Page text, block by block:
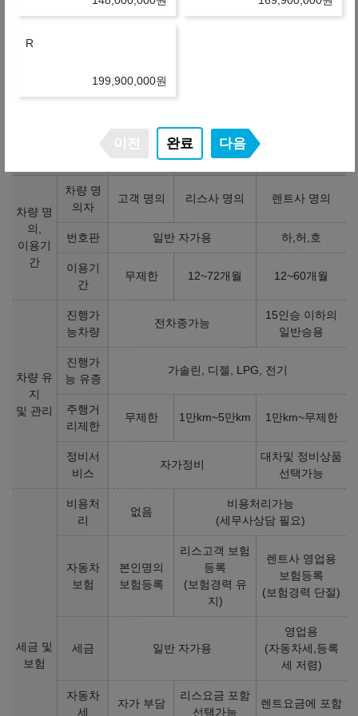
될 수 있습니다.
스 친구를 등록하시거나 상담문의를 남겨주세요.
고객소유 오토리스
차량 명
의,
이용기
간
차량 명
의자
고객 명의 리스사 명의 렌트사 명의
번호판 일반 자가용 하,허,호
이용기
간
무제한 12~72개월 12~60개월
차량 유
지
및 관리
진행가
능차량
전차종가능
15인승 이하의
일반승용
진행가
능 유종
가솔린, 디젤, LPG, 전기
주행거
리제한
무제한 1만km~5만km 1만km~무제한
정비서
비스
자가정비
대차및 정비상품
선택가능
세금 및
보험
비용처
리
없음
비용처리가능
(세무사상담 필요)
자동차
보험
본인명의
보험등록
리스고객 보험
등록
(보험경력 유
지)
렌트사 영업용
보험등록
(보험경력 단절)
세금 일반 자가용
영업용
(자동차세,등록
세 저렴)
자동차
세
자가 부담
리스요금 포함
선택가능
렌트요금에 포함
R
199,900,000원
완료 다음